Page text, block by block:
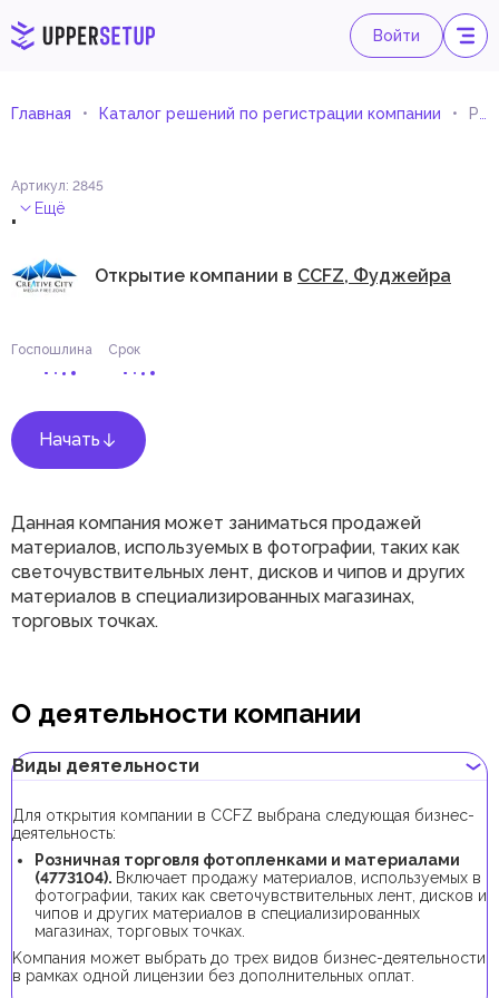
Войти
Главная Каталог решений по регистрации компании Розничная продажа фотопленок и материалов
Артикул: 2845
. Ещё
Открытие компании в CCFZ, Фуджейра
Госпошлина Срок
Начать
Данная компания может заниматься продажей
материалов, используемых в фотографии, таких как
светочувствительных лент, дисков и чипов и других
материалов в специализированных магазинах,
торговых точках.
О деятельности компании
Виды деятельности
Для открытия компании в CCFZ выбрана следующая бизнес-
деятельность:
Розничная торговля фотопленками и материалами
(4773104). Включает продажу материалов, используемых в
фотографии, таких как светочувствительных лент, дисков и
чипов и других материалов в специализированных
магазинах, торговых точках.
Kомпания может выбрать до трех видов бизнес-деятельности
в рамках одной лицензии без дополнительных оплат.